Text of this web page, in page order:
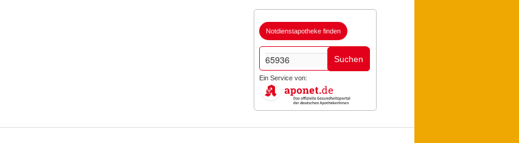
Notdienstapotheke finden
Suchen
Ein Service von: